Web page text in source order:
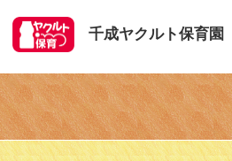
千成ヤクルト保育園